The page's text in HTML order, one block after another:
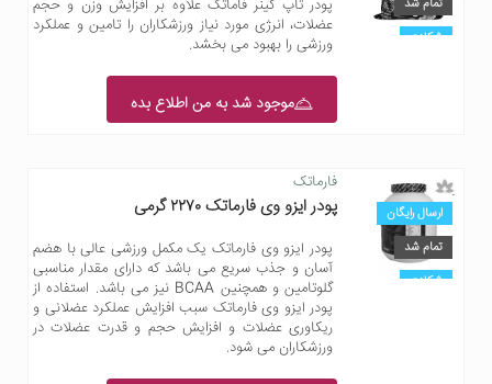
تمام شد
شکلات
پودر تاپ گینر فاماتک علاوه بر افزایش وزن و حجم
عضلات، انرژی مورد نیاز ورزشکاران را تامین و عملکرد
ورزشی را بهبود می بخشد.
موجود شد به من اطلاع بده
ارسال رایگان
تمام شد
شکلات
فارماتک
پودر ایزو وی فارماتک ۲۲۷۰ گرمی
پودر ایزو وی فارماتک یک مکمل ورزشی عالی با هضم
آسان و جذب سریع می باشد که دارای مقدار مناسبی
گلوتامین و همچنین BCAA نیز می باشد. استفاده از
پودر ایزو وی فارماتک سبب افزایش عملکرد عضلانی و
ریکاوری عضلات و افزایش حجم و قدرت عضلات در
ورزشکاران می شود.